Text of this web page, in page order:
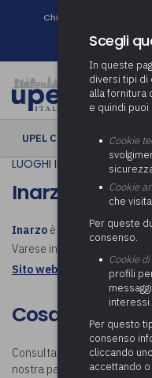
Chi siamo
UPEL CULTURA › Inarzo
LUOGHI IN COMUNE
Inarzo
Inarzo è un comune
Varese in Lombardia. Scopri
Sito web istituzionale:
Cosa visitare
Consulta la mappa e scopri
nostra pagina
Luoghi in
Scegli
In queste
diversi tipi di
alla fornitura
e quindi puoi
Cookie
Cookie
che
Per queste
consenso.
Cookie
profili
interessi.
Per questo
consenso
cliccando
accettando